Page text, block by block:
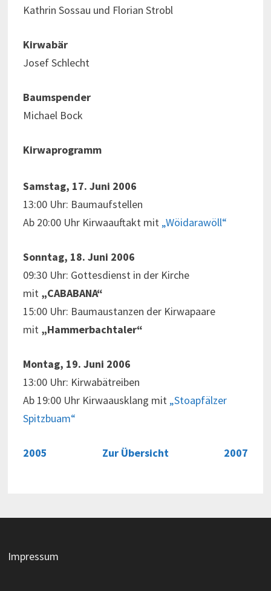
Kathrin Sossau und Florian Strobl
Kirwabär
Josef Schlecht
Baumspender
Michael Bock
Kirwaprogramm
Samstag, 17. Juni 2006
13:00 Uhr: Baumaufstellen
Ab 20:00 Uhr Kirwaauftakt mit „Wöidarawöll“
Sonntag, 18. Juni 2006
09:30 Uhr: Gottesdienst in der Kirche
mit „CABABANA“
15:00 Uhr: Baumaustanzen der Kirwapaare
mit „Hammerbachtaler“
Montag, 19. Juni 2006
13:00 Uhr: Kirwabätreiben
Ab 19:00 Uhr Kirwaausklang mit „Stoapfälzer
Spitzbuam“
2005 Zur Übersicht 2007
Impressum